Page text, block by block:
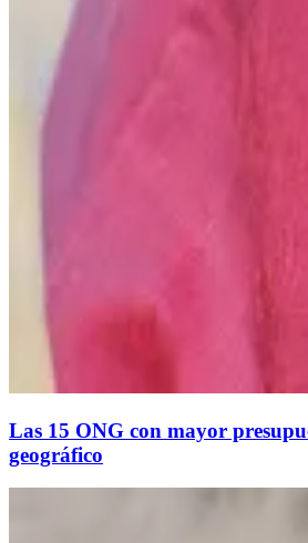
Las 15 ONG con mayor
geográfico